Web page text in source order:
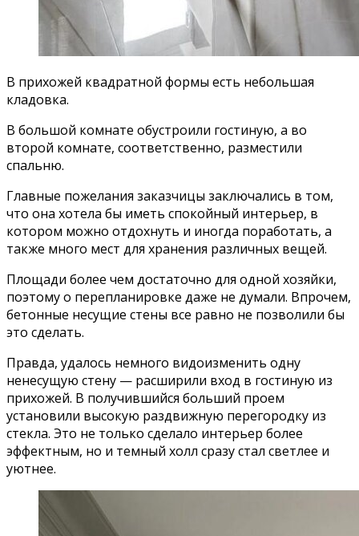
В прихожей квадратной формы есть небольшая
кладовка.
В большой комнате обустроили гостиную, а во
второй комнате, соответственно, разместили
спальню.
Главные пожелания заказчицы заключались в том,
что она хотела бы иметь спокойный интерьер, в
котором можно отдохнуть и иногда поработать, а
также много мест для хранения различных вещей.
Площади более чем достаточно для одной хозяйки,
поэтому о перепланировке даже не думали. Впрочем,
бетонные несущие стены все равно не позволили бы
это сделать.
Правда, удалось немного видоизменить одну
ненесущую стену — расширили вход в гостиную из
прихожей. В получившийся больший проем
установили высокую раздвижную перегородку из
стекла. Это не только сделало интерьер более
эффектным, но и темный холл сразу стал светлее и
уютнее.